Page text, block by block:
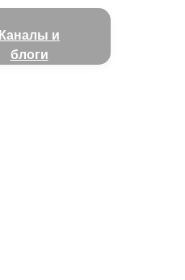
Каналы и
блоги